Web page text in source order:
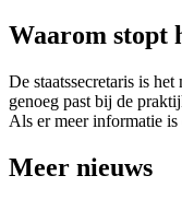
Waarom stopt
De staatssecretaris is
genoeg past bij de
Als er meer informatie is
Meer nieuws